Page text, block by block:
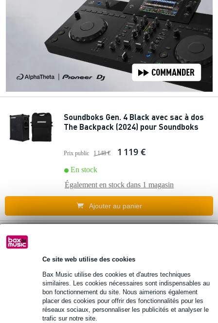
Ce site web utilise des cookies
Bax Music utilise des cookies et d'autres techniques
similaires. Les cookies nécessaires sont indispensables au
bon fonctionnement du site. Nous aimerions également
placer des cookies pour offrir des fonctionnalités pour les
réseaux sociaux, personnaliser les publicités et analyser le
trafic sur notre site.
Soundboks Gen. 4 Black avec sac à dos
The Backpack (2024) pour Soundboks
Prix public 1 148 € 1 119 €
En stock
Également en stock dans 1 magasin
Ajouter au panier
Soundboks
Prix public 1 178 € 1 149 €
En stock
Également en stock dans